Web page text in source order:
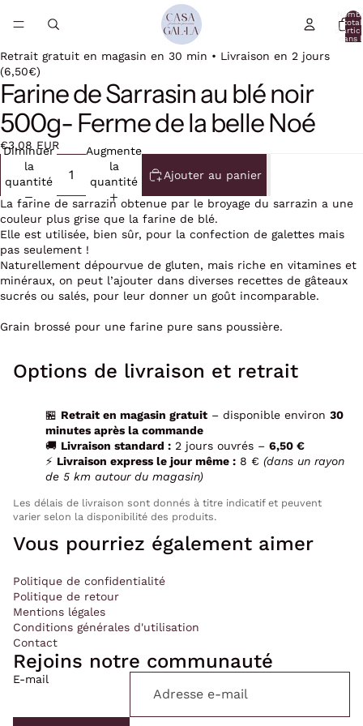
total
dans
Retrait gratuit en magasin en 30 min • Livraison en 2 jours
(6,50€)
Farine de Sarrasin au blé noir
500g- Ferme de la belle Noé
€3,08 EUR
Diminuer
la
quantité
Augmenter
la
quantité
Ajouter au panier
La farine de sarrazin obtenue par le broyage du sarrazin a une
couleur plus grise que la farine de blé.
Elle est utilisée, bien sûr, pour la confection de galettes mais
pas seulement !
Naturellement dépourvue de gluten, mais riche en vitamines et
minéraux, on peut l’ajouter dans diverses recettes de gâteaux
sucrés ou salés, pour leur donner un goût incomparable.
Grain brossé pour une farine pure sans poussière.
Options de livraison et retrait
🏪 Retrait en magasin gratuit – disponible environ 30
minutes après la commande
🚚 Livraison standard : 2 jours ouvrés – 6,50 €
⚡ Livraison express le jour même : 8 € (dans un rayon
de 5 km autour du magasin)
Les délais de livraison sont donnés à titre indicatif et peuvent
varier selon la disponibilité des produits.
Vous pourriez également aimer
Politique de confidentialité
Politique de retour
Mentions légales
Conditions générales d'utilisation
Contact
Rejoins notre communauté
E-mail
Politique de confidentialité